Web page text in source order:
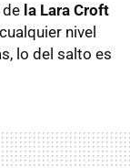
la Lara Croft
nivel
lo del salto es